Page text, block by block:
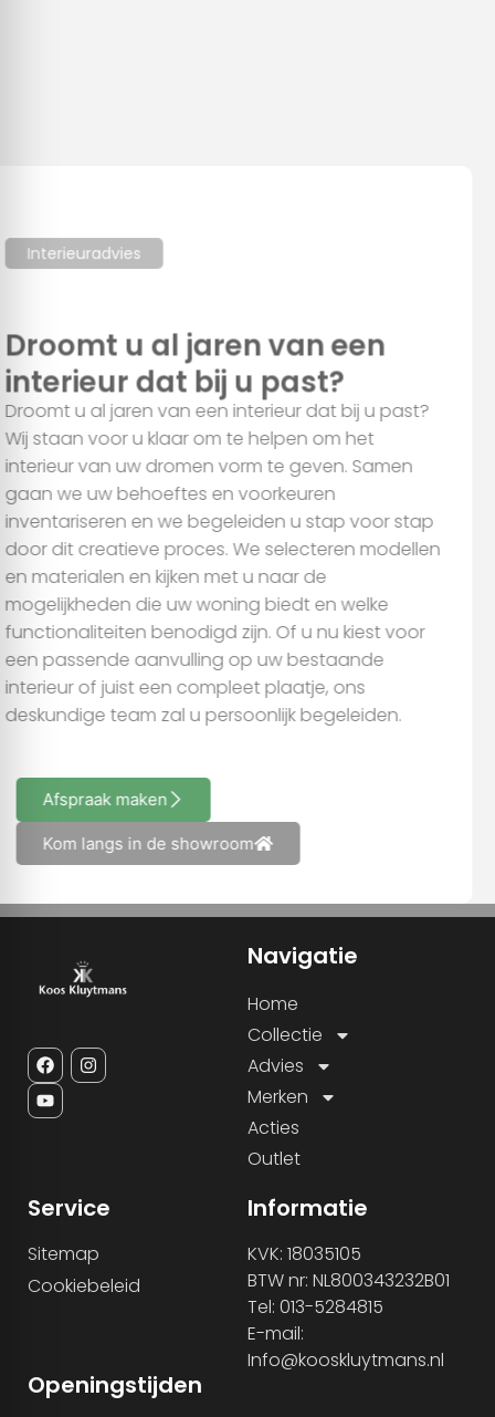
kunnen deze gegevens combineren met andere informatie
die u aan ze heeft verstrekt of die ze hebben verzameld op
Alles toestaan
Aanpassen
Interieuradvies
Droomt u al jaren van een
interieur dat bij u past?
Droomt u al jaren van een interieur dat bij u past?
Wij staan voor u klaar om te helpen om het
interieur van uw dromen vorm te geven. Samen
gaan we uw behoeftes en voorkeuren
inventariseren en we begeleiden u stap voor stap
door dit creatieve proces. We selecteren modellen
en materialen en kijken met u naar de
mogelijkheden die uw woning biedt en welke
functionaliteiten benodigd zijn. Of u nu kiest voor
een passende aanvulling op uw bestaande
interieur of juist een compleet plaatje, ons
deskundige team zal u persoonlijk begeleiden.
Afspraak maken
Kom langs in de showroom
Navigatie
Home
Collectie
Advies
Merken
Acties
Outlet
Service
Sitemap
Cookiebeleid
Informatie
KVK: 18035105
BTW nr: NL800343232B01
Tel: 013-5284815
E-mail:
Info@kooskluytmans.nl
Openingstijden